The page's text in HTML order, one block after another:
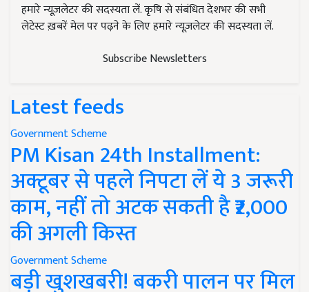
हमारे न्यूज़लेटर की सदस्यता लें. कृषि से संबंधित देशभर की सभी
लेटेस्ट ख़बरें मेल पर पढ़ने के लिए हमारे न्यूज़लेटर की सदस्यता लें.
Subscribe Newsletters
Latest feeds
Government Scheme
PM Kisan 24th Installment:
अक्टूबर से पहले निपटा लें ये 3 जरूरी
काम, नहीं तो अटक सकती है ₹2,000
की अगली किस्त
Government Scheme
बड़ी खुशखबरी! बकरी पालन पर मिल